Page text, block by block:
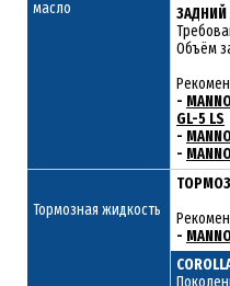
масло
Объём
-
GL-5 LS
-
-
Тормозная жидкость
-